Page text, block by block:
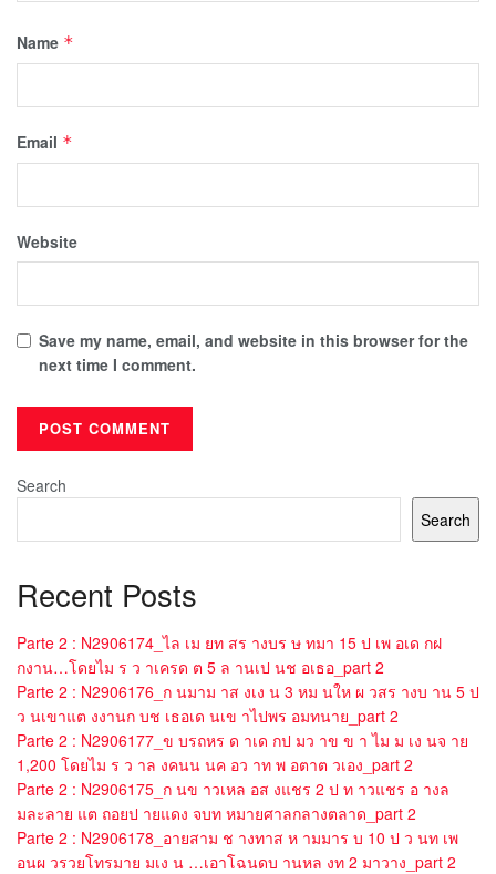
Name *
Email *
Website
Save my name, email, and website in this browser for the
next time I comment.
Search
Search
Recent Posts
Parte 2 : N2906174_ไล เม ยท สร างบร ษ ทมา 15 ป เพ อเด กฝ
กงาน…โดยไม ร ว าเครด ต 5 ล านเป นช อเธอ_part 2
Parte 2 : N2906176_ก นมาม าส งเง น 3 หม นให ผ วสร างบ าน 5 ป
ว นเขาแต งงานก บช เธอเด นเข าไปพร อมทนาย_part 2
Parte 2 : N2906177_ข บรถหร ด าเด กป มว าข ข า ไม ม เง นจ าย
1,200 โดยไม ร ว าล งคนน นค อว าท พ อตาต วเอง_part 2
Parte 2 : N2906175_ก นข าวเหล อส งแชร 2 ป ท าวแชร อ างล
มละลาย แต ถอยป ายแดง จบท หมายศาลกลางตลาด_part 2
Parte 2 : N2906178_อายสาม ช างทาส ห ามมาร บ 10 ป ว นท เพ
อนผ วรวยโทรมาย มเง น …เอาโฉนดบ านหล งท 2 มาวาง_part 2